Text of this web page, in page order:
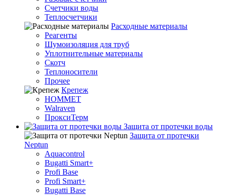
Счетчики воды
Теплосчетчики
Расходные материалы
Реагенты
Шумоизоляция для труб
Уплотнительные материалы
Скотч
Теплоносители
Прочее
Крепеж
HOMMET
Walraven
ПроксиТерм
Защита от протечки воды
Защита от протечки
Neptun
Aquacontrol
Bugatti Smart+
Profi Base
Profi Smart+
Bugatti Base